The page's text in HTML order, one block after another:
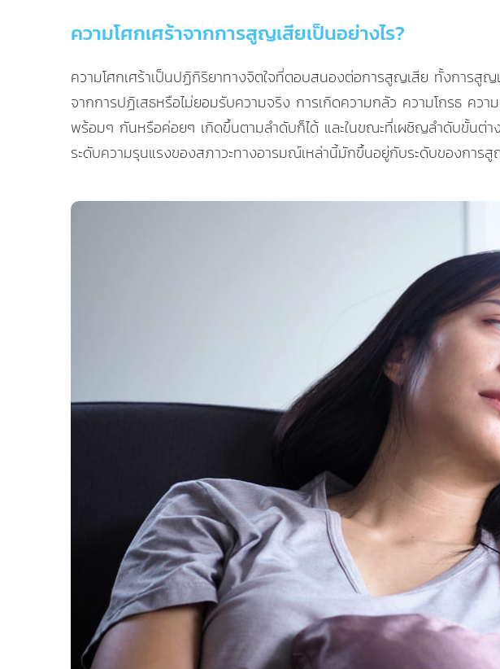
ความโศกเศร้าจากการสูญเสียเป็นอย่างไร?
ความโศกเศร้าเป็นปฏิกิริยาทางจิตใจที่ตอบสนองต่อการสูญเสีย ทั้งการ
จากการปฏิเสธหรือไม่ยอมรับความจริง การเกิดความกลัว ความโกรธ คว
พร้อมๆ กันหรือค่อยๆ เกิดขึ้นตามลำดับก็ได้ และในขณะที่เผชิญลำดับขั้น
ระดับความรุนแรงของสภาวะทางอารมณ์เหล่านี้มักขึ้นอยู่กับระดับของการ